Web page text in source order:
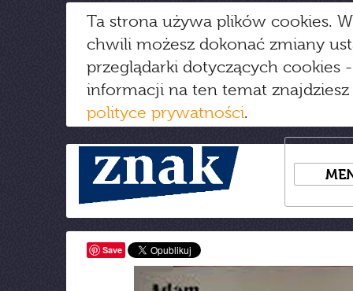
Ta strona używa plików cookies.
chwili możesz dokonać zmiany
przeglądarki dotyczących cookies
informacji na ten temat
polityce prywatności.
Save